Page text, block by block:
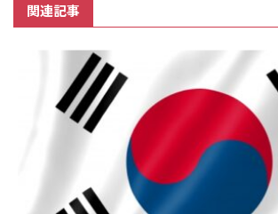
関連記事